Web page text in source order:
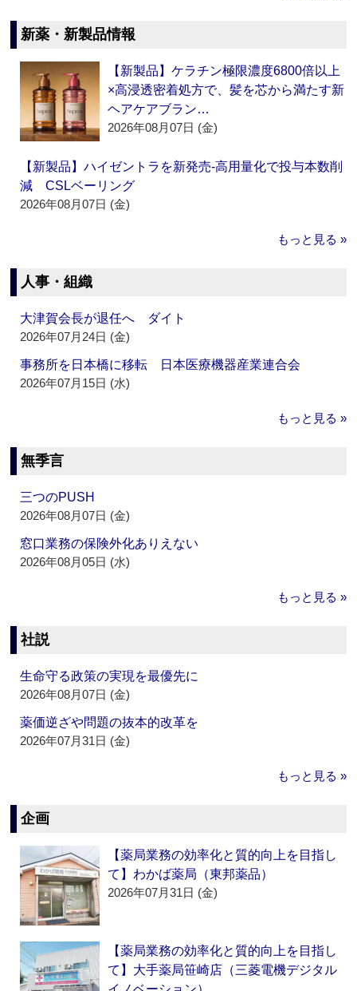
新薬・新製品情報
【新製品】ケラチン極限濃度6800倍以上
×高浸透密着処方で、髪を芯から満たす新
ヘアケアブラン…
2026年08月07日 (金)
【新製品】ハイゼントラを新発売‐高用量化で投与本数削
減 CSLベーリング
2026年08月07日 (金)
もっと見る »
人事・組織
大津賀会長が退任へ ダイト
2026年07月24日 (金)
事務所を日本橋に移転 日本医療機器産業連合会
2026年07月15日 (水)
もっと見る »
無季言
三つのPUSH
2026年08月07日 (金)
窓口業務の保険外化ありえない
2026年08月05日 (水)
もっと見る »
社説
生命守る政策の実現を最優先に
2026年08月07日 (金)
薬価逆ざや問題の抜本的改革を
2026年07月31日 (金)
もっと見る »
企画
【薬局業務の効率化と質的向上を目指し
て】わかば薬局（東邦薬品）
2026年07月31日 (金)
【薬局業務の効率化と質的向上を目指し
て】大手薬局笹崎店（三菱電機デジタル